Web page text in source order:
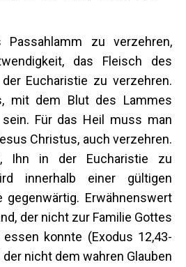
Passahlamm zu verzehren,
das Fleisch des
Eucharistie zu verzehren.
mit dem Blut des Lammes
Für das Heil muss man
Christus, auch verzehren.
Ihn in der Eucharistie zu
innerhalb einer gültigen
gegenwärtig. Erwähnenswert
der nicht zur Familie Gottes
konnte (Exodus 12,43-
nicht dem wahren Glauben